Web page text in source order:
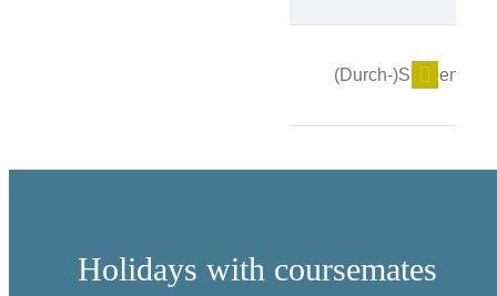
Holidays with coursemates